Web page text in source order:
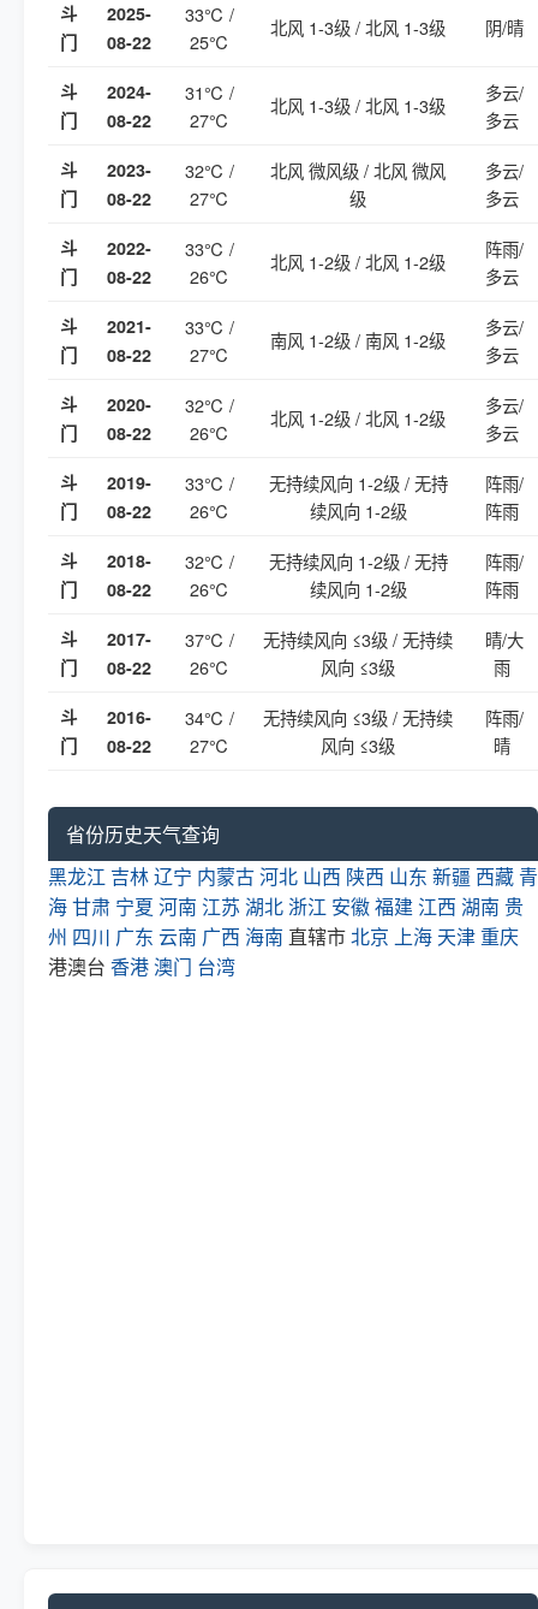
斗
门
2025-
08-22
33℃ /
25℃
北风 1-3级 / 北风 1-3级 阴/晴
斗
门
2024-
08-22
31℃ /
27℃
北风 1-3级 / 北风 1-3级
多云/
多云
斗
门
2023-
08-22
32℃ /
27℃
北风 微风级 / 北风 微风
级
多云/
多云
斗
门
2022-
08-22
33℃ /
26℃
北风 1-2级 / 北风 1-2级
阵雨/
多云
斗
门
2021-
08-22
33℃ /
27℃
南风 1-2级 / 南风 1-2级
多云/
多云
斗
门
2020-
08-22
32℃ /
26℃
北风 1-2级 / 北风 1-2级
多云/
多云
斗
门
2019-
08-22
33℃ /
26℃
无持续风向 1-2级 / 无持
续风向 1-2级
阵雨/
阵雨
斗
门
2018-
08-22
32℃ /
26℃
无持续风向 1-2级 / 无持
续风向 1-2级
阵雨/
阵雨
斗
门
2017-
08-22
37℃ /
26℃
无持续风向 ≤3级 / 无持续
风向 ≤3级
晴/大
雨
斗
门
2016-
08-22
34℃ /
27℃
无持续风向 ≤3级 / 无持续
风向 ≤3级
阵雨/
晴
省份历史天气查询
黑龙江 吉林辽宁 内蒙古河北 山西 陕西 山东 新疆 西藏 青
海甘肃 宁夏 河南 江苏 湖北 浙江 安徽福建 江西 湖南 贵
州 四川 广东 云南 广西 海南 直辖市北京 上海 天津 重庆
港澳台 香港澳门 台湾